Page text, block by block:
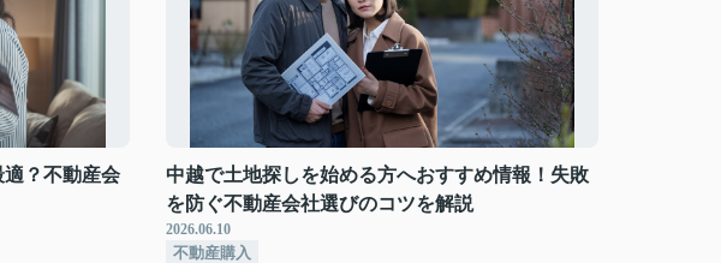
？不動産会
中越で土地探しを始める方へおすすめ情報！失敗
を防ぐ不動産会社選びのコツを解説
2026.06.10
不動産購入